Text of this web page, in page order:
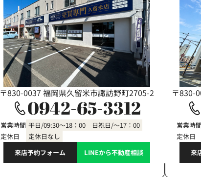
〒830-0037 福岡県久留米市諏訪野町2705-2
0942-65-3312
営業時間 平日/09:30～18：00 日祝日/～17：00
定休日
定休日なし
来店予約フォーム
LINEから不動産相談
〒830-
営業時
定休日
来